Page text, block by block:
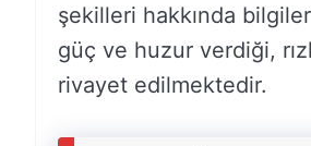
şekilleri hakkında
güç ve huzur verdiği,
rivayet edilmektedir.